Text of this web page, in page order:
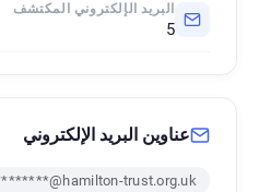
البريد الإلكتروني المكتشف
5
عناوين البريد الإلكتروني
trust.org.uk